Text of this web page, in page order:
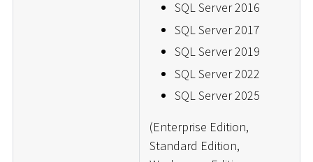
SQL Server 2016
SQL Server 2017
SQL Server 2019
SQL Server 2022
SQL Server 2025
(Enterprise Edition,
Standard Edition,